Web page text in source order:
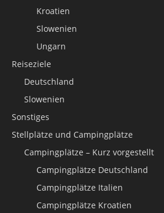
Kroatien
Slowenien
Ungarn
Reiseziele
Deutschland
Slowenien
Sonstiges
Stellplätze und Campingplätze
Campingplätze – Kurz vorgestellt
Campingplätze Deutschland
Campingplätze Italien
Campingplätze Kroatien